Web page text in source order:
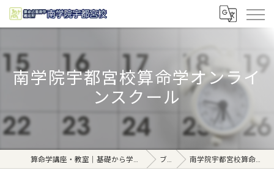
南学院宇都宮校算命学オンライ
ンスクール
算命学講座・教室｜基礎から学べる東京日本橋【日本橋南学院】 ブログ 南学院宇都宮校算命学オンラインスクール